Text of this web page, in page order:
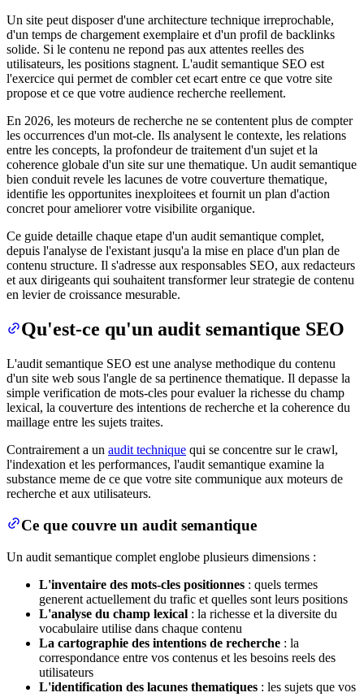
Un site peut disposer d'une architecture technique irreprochable,
d'un temps de chargement exemplaire et d'un profil de backlinks
solide. Si le contenu ne repond pas aux attentes reelles des
utilisateurs, les positions stagnent. L'audit semantique SEO est
l'exercice qui permet de combler cet ecart entre ce que votre site
propose et ce que votre audience recherche reellement.
En 2026, les moteurs de recherche ne se contentent plus de compter
les occurrences d'un mot-cle. Ils analysent le contexte, les relations
entre les concepts, la profondeur de traitement d'un sujet et la
coherence globale d'un site sur une thematique. Un audit semantique
bien conduit revele les lacunes de votre couverture thematique,
identifie les opportunites inexploitees et fournit un plan d'action
concret pour ameliorer votre visibilite organique.
Ce guide detaille chaque etape d'un audit semantique complet,
depuis l'analyse de l'existant jusqu'a la mise en place d'un plan de
contenu structure. Il s'adresse aux responsables SEO, aux redacteurs
et aux dirigeants qui souhaitent transformer leur strategie de contenu
en levier de croissance mesurable.
Qu'est-ce qu'un audit semantique SEO
L'audit semantique SEO est une analyse methodique du contenu
d'un site web sous l'angle de sa pertinence thematique. Il depasse la
simple verification de mots-cles pour evaluer la richesse du champ
lexical, la couverture des intentions de recherche et la coherence du
maillage entre les sujets traites.
Contrairement a un audit technique qui se concentre sur le crawl,
l'indexation et les performances, l'audit semantique examine la
substance meme de ce que votre site communique aux moteurs de
recherche et aux utilisateurs.
Ce que couvre un audit semantique
Un audit semantique complet englobe plusieurs dimensions :
L'inventaire des mots-cles positionnes : quels termes
generent actuellement du trafic et quelles sont leurs positions
L'analyse du champ lexical : la richesse et la diversite du
vocabulaire utilise dans chaque contenu
La cartographie des intentions de recherche : la
correspondance entre vos contenus et les besoins reels des
utilisateurs
L'identification des lacunes thematiques : les sujets que vos